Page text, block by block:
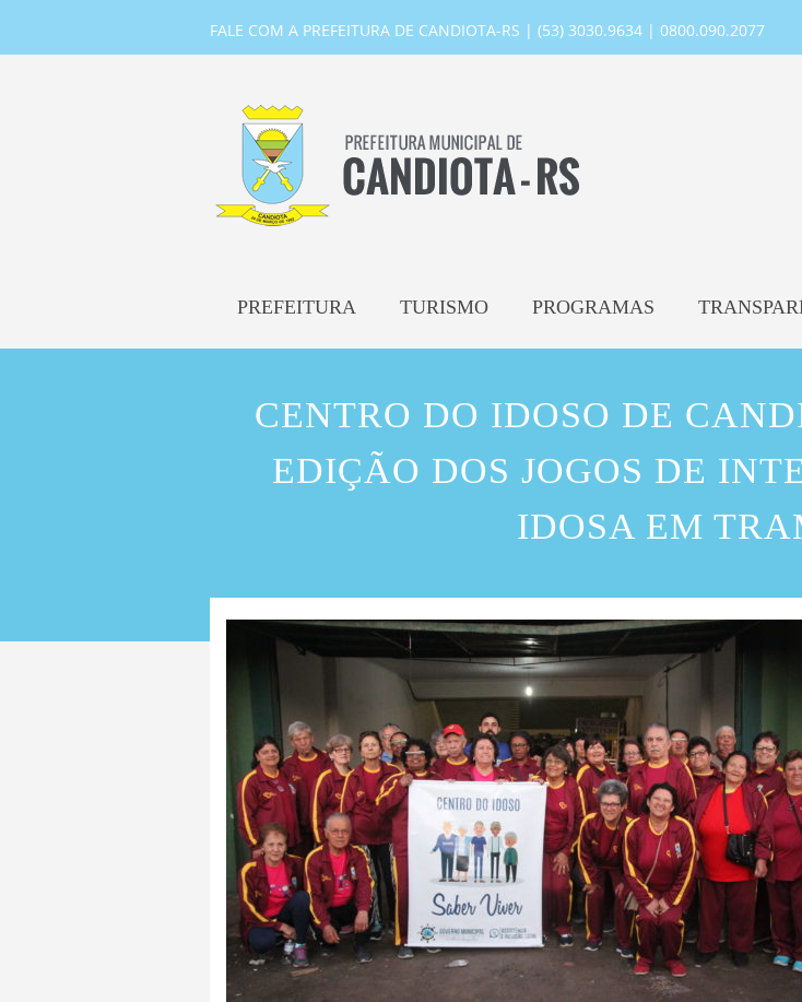
FALE COM A PREFEITURA DE CANDIOTA-RS | (53) 3030.9634 | 0800.090.2077
PREFEITURA TURISMO PROGRAMAS
CENTRO DO IDOSO DE
EDIÇÃO DOS JOGOS DE
IDOSA EM